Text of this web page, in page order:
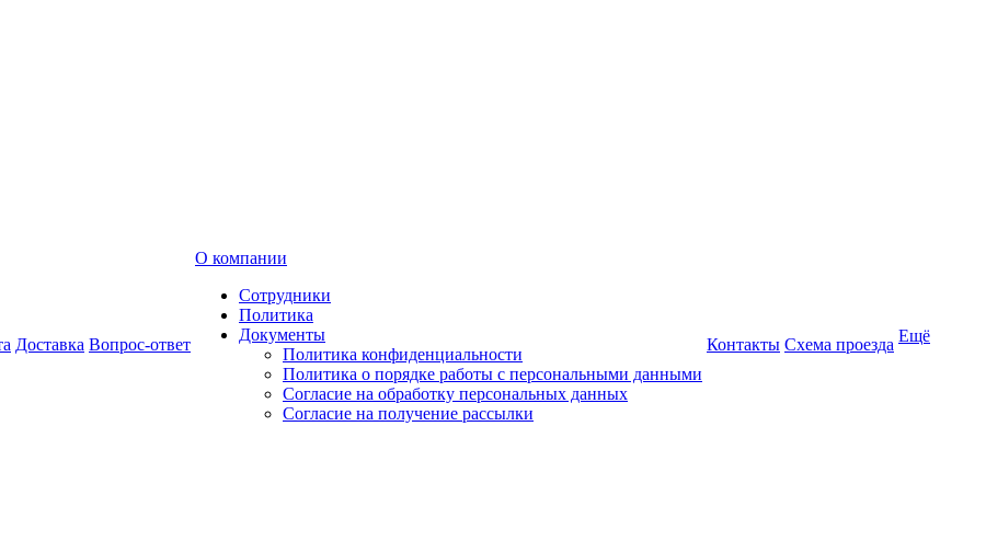
Доставка Вопрос-ответ
О компании
Сотрудники
Политика
Документы
Политика конфиденциальности
Политика о порядке работы с персональными данными
Согласие на обработку персональных данных
Согласие на получение рассылки
Контакты Схема проезда Ещё